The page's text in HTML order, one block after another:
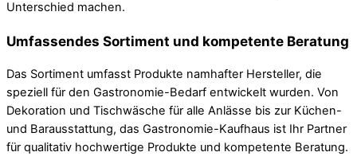
Unterschied machen.
Umfassendes Sortiment und kompetente Beratung
Das Sortiment umfasst Produkte namhafter Hersteller, die
speziell für den Gastronomie-Bedarf entwickelt wurden. Von
Dekoration und Tischwäsche für alle Anlässe bis zur Küchen-
und Barausstattung, das Gastronomie-Kaufhaus ist Ihr Partner
für qualitativ hochwertige Produkte und kompetente Beratung.